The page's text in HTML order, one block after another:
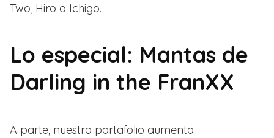
Two, Hiro o Ichigo.
Lo especial: Mantas de
Darling in the FranXX
A parte, nuestro portafolio aumenta